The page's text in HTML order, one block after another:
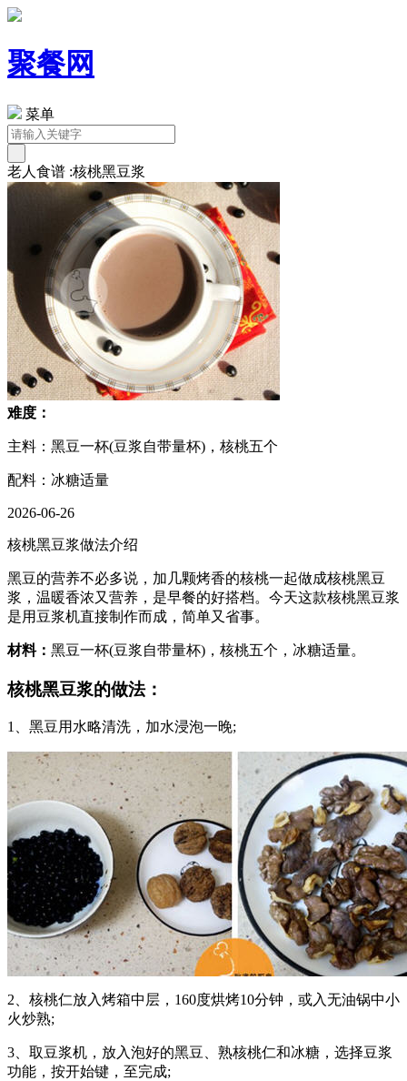
聚餐网
菜单
老人食谱 :核桃黑豆浆
难度：
主料：黑豆一杯(豆浆自带量杯)，核桃五个
配料：冰糖适量
2026-06-26
核桃黑豆浆做法介绍
黑豆的营养不必多说，加几颗烤香的核桃一起做成核桃黑豆
浆，温暖香浓又营养，是早餐的好搭档。今天这款核桃黑豆浆
是用豆浆机直接制作而成，简单又省事。
材料： 黑豆一杯(豆浆自带量杯)，核桃五个，冰糖适量。
核桃黑豆浆的做法：
1、黑豆用水略清洗，加水浸泡一晚;
2、核桃仁放入烤箱中层，160度烘烤10分钟，或入无油锅中小
火炒熟;
3、取豆浆机，放入泡好的黑豆、熟核桃仁和冰糖，选择豆浆
功能，按开始键，至完成;